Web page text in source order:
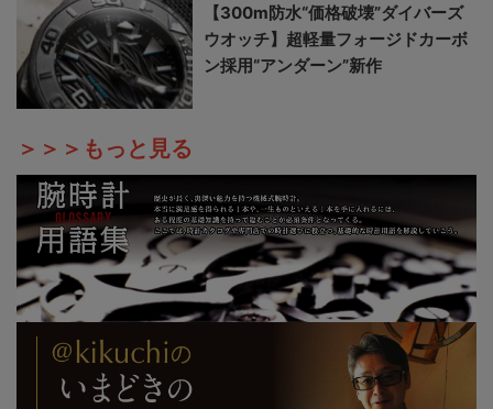
【300m防水“価格破壊”ダイバーズ
ウオッチ】超軽量フォージドカーボ
ン採用“アンダーン”新作
＞＞＞もっと見る